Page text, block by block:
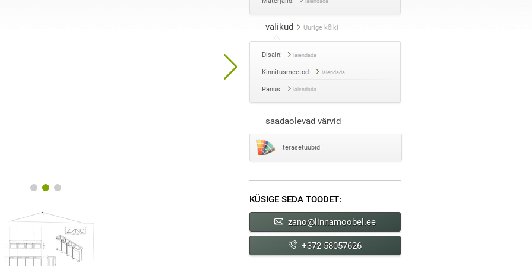
laiendada
valikud Uurige kõiki
Disain: laiendada
Kinnitusmeetod: laiendada
Panus: laiendada
saadaolevad värvid
terasetüübid
KÜSIGE SEDA TOODET:
zano@linnamoobel.ee
+372 58057626